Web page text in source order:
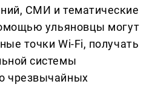
СМИ и тематические
ульяновцы могут
точки Wi-Fi, получать
системы
чрезвычайных